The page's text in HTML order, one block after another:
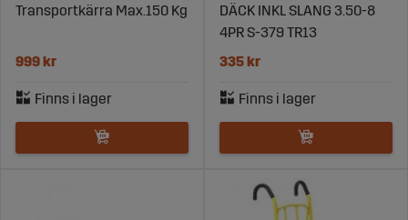
Transportkärra Max.150 Kg
999 kr
DÄCK INKL SLANG 3.50-8
4PR S-379 TR13
335 kr